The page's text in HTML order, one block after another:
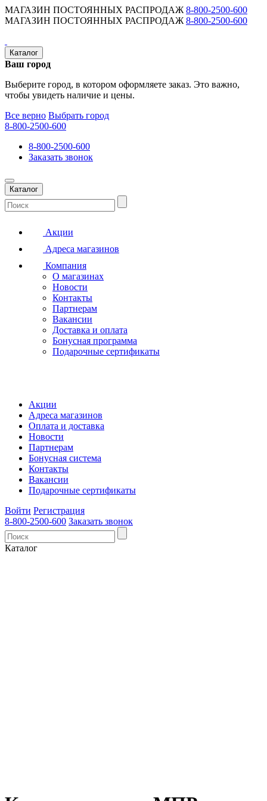
МАГАЗИН ПОСТОЯННЫХ РАСПРОДАЖ 8-800-2500-600
МАГАЗИН ПОСТОЯННЫХ РАСПРОДАЖ 8-800-2500-600
Каталог
Ваш город
Выберите город, в котором оформляете заказ. Это важно,
чтобы увидеть наличие и цены.
Все верно Выбрать город
8-800-2500-600
8-800-2500-600
Заказать звонок
Каталог
Акции
Адреса магазинов
Компания
О магазинах
Новости
Контакты
Партнерам
Вакансии
Доставка и оплата
Бонусная программа
Подарочные сертификаты
Акции
Адреса магазинов
Оплата и доставка
Новости
Партнерам
Бонусная система
Контакты
Вакансии
Подарочные сертификаты
Войти Регистрация
8-800-2500-600 Заказать звонок
Каталог